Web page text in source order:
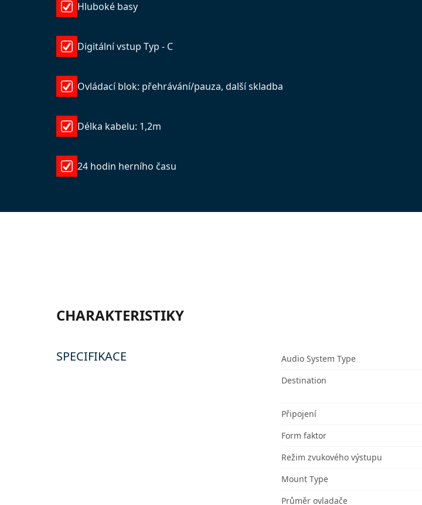
Hluboké basy
Digitální vstup Typ - C
Ovládací blok: přehrávání/pauza, další skladba
Délka kabelu: 1,2m
24 hodin herního času
CHARAKTERISTIKY
SPECIFIKACE Audio System Type
Destination
Připojení
Form faktor
Režim zvukového výstupu
Mount Type
Průměr ovladače